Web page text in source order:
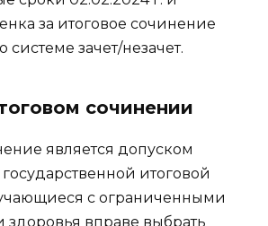
за итоговое сочинение
системе зачет/незачет.
сочинении
является допуском
итоговой
с ограниченными
здоровья вправе выбрать